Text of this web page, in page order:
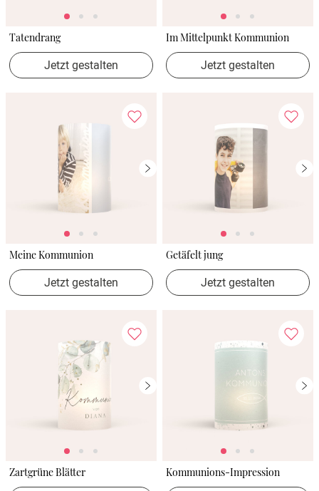
Tatendrang
Jetzt gestalten
Im Mittelpunkt Kommunion
Jetzt gestalten
Meine Kommunion
Jetzt gestalten
Getäfelt jung
Jetzt gestalten
Zartgrüne Blätter Kommunions-Impression